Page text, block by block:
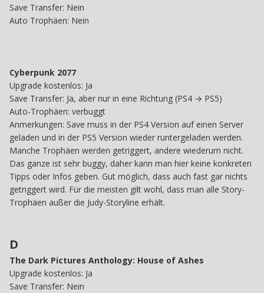
Save Transfer: Nein
Auto Trophäen: Nein
Cyberpunk 2077
Upgrade kostenlos: Ja
Save Transfer: Ja, aber nur in eine Richtung (PS4 → PS5)
Auto-Trophäen: verbuggt
Anmerkungen: Save muss in der PS4 Version auf einen Server
geladen und in der PS5 Version wieder runtergeladen werden.
Manche Trophäen werden getriggert, andere wiederum nicht.
Das ganze ist sehr buggy, daher kann man hier keine konkreten
Tipps oder Infos geben. Gut möglich, dass auch fast gar nichts
getriggert wird. Für die meisten gilt wohl, dass man alle Story-
Trophäen außer die Judy-Storyline erhält.
D
The Dark Pictures Anthology: House of Ashes
Upgrade kostenlos: Ja
Save Transfer: Nein